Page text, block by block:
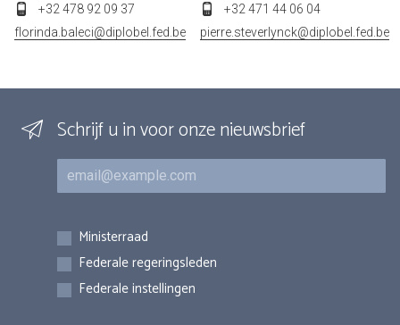
+32 478 92 09 37
florinda.baleci@diplobel.fed.be
+32 471 44 06 04
pierre.steverlynck@diplobel.fed.be
Schrijf u in voor onze nieuwsbrief
E-mail
Inschrijvingen
Ministerraad
Federale regeringsleden
Federale instellingen